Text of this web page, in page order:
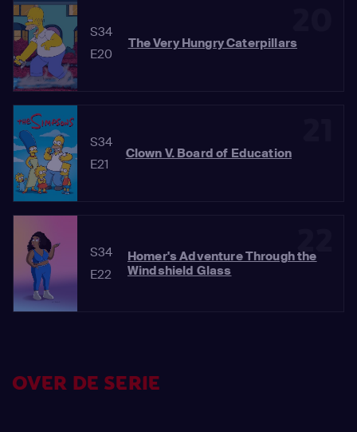
S34
E20
The Very Hungry Caterpillars
S34
E21
Clown V. Board of Education
22
S34
E22
Homer's Adventure Through the
Windshield Glass
OVER DE SERIE